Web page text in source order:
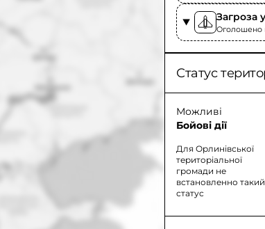
Загроза
Оголошено
Статус
Можливі
Бойові дії
Для Орлинівської
територіальної
громади не
встановленно такий
статус